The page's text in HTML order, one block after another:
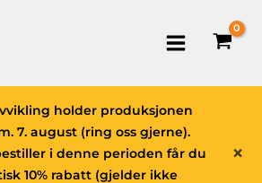
×
holder produksjonen
7. august (ring oss gjerne).
i denne perioden får du
10% rabatt (gjelder ikke